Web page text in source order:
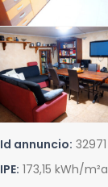
Id annuncio: 32971
IPE: 173,15 kWh/m²a